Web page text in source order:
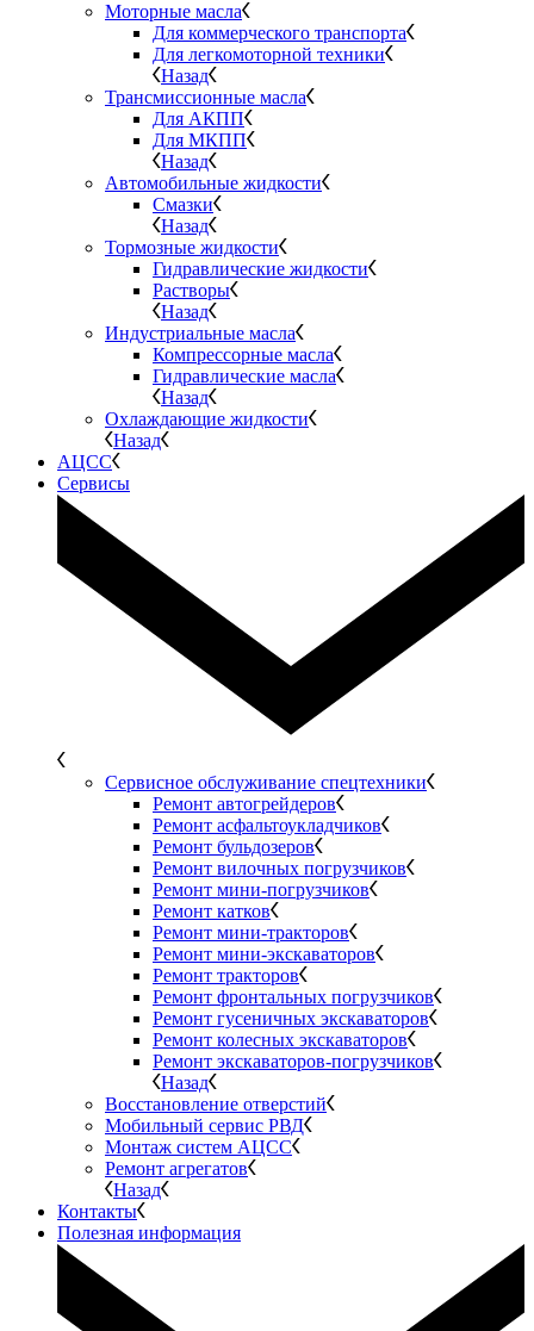
Моторные масла
Для коммерческого транспорта
Для легкомоторной техники
Назад
Трансмиссионные масла
Для АКПП
Для МКПП
Назад
Автомобильные жидкости
Смазки
Назад
Тормозные жидкости
Гидравлические жидкости
Растворы
Назад
Индустриальные масла
Компрессорные масла
Гидравлические масла
Назад
Охлаждающие жидкости
Назад
АЦСС
Сервисы
Сервисное обслуживание спецтехники
Ремонт автогрейдеров
Ремонт асфальтоукладчиков
Ремонт бульдозеров
Ремонт вилочных погрузчиков
Ремонт мини-погрузчиков
Ремонт катков
Ремонт мини-тракторов
Ремонт мини-экскаваторов
Ремонт тракторов
Ремонт фронтальных погрузчиков
Ремонт гусеничных экскаваторов
Ремонт колесных экскаваторов
Ремонт экскаваторов-погрузчиков
Назад
Восстановление отверстий
Мобильный сервис РВД
Монтаж систем АЦСС
Ремонт агрегатов
Назад
Контакты
Полезная информация